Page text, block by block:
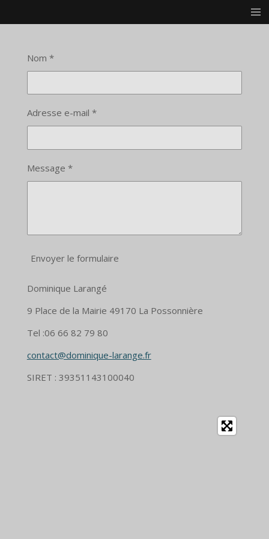
au
Nom *
Adresse e-mail *
Message *
Envoyer le formulaire
Dominique Larangé
9 Place de la Mairie 49170 La Possonnière
Tel :06 66 82 79 80
contact@dominique-larange.fr
SIRET : 39351143100040